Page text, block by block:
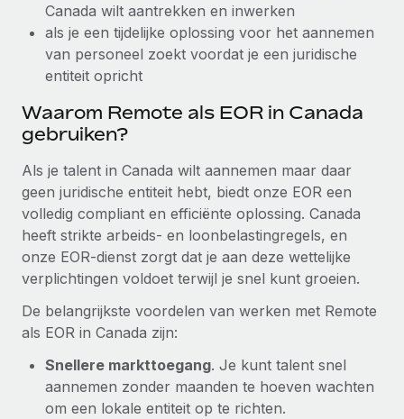
Hoe Phiture 55 werknemers in 19 landen
beheert met Remote
Phiture, een toonaangevende leider in de wereldwijde
mobiele groeiadviessector, zet zich sinds 2016...
Meer informatie
Canada wilt aantrekken en inwerken
als je een tijdelijke oplossing voor het aannemen
van personeel zoekt voordat je een juridische
entiteit opricht
Waarom Remote als EOR in Canada
gebruiken?
Als je talent in Canada wilt aannemen maar daar
geen juridische entiteit hebt, biedt onze EOR een
volledig compliant en efficiënte oplossing. Canada
heeft strikte arbeids- en loonbelastingregels, en
onze EOR-dienst zorgt dat je aan deze wettelijke
verplichtingen voldoet terwijl je snel kunt groeien.
De belangrijkste voordelen van werken met Remote
als EOR in Canada zijn:
Snellere markttoegang. Je kunt talent snel
aannemen zonder maanden te hoeven wachten
om een lokale entiteit op te richten.